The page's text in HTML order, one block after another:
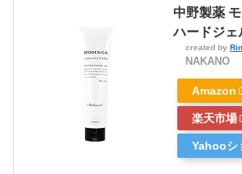
中野製薬
ハードジェ
created by
NAKANO
Amazon
楽天市場
Yahooシ